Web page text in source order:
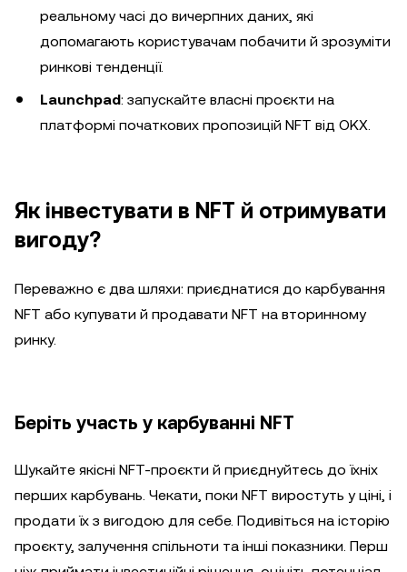
реальному часі до вичерпних даних, які
допомагають користувачам побачити й зрозуміти
ринкові тенденції.
Launchpad: запускайте власні проєкти на
платформі початкових пропозицій NFT від OKX.
Як інвестувати в NFT й отримувати
вигоду?
Переважно є два шляхи: приєднатися до карбування
NFT або купувати й продавати NFT на вторинному
ринку.
Беріть участь у карбуванні NFT
Шукайте якісні NFT-проєкти й приєднуйтесь до їхніх
перших карбувань. Чекати, поки NFT виростуть у ціні, і
продати їх з вигодою для себе. Подивіться на історію
проєкту, залучення спільноти та інші показники. Перш